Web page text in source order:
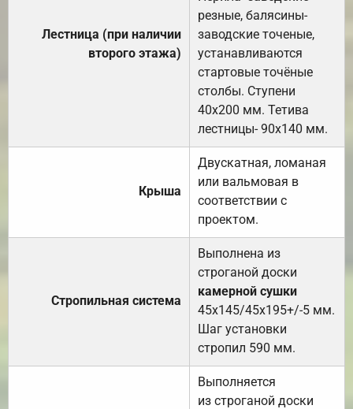
Лестница (при наличии
второго этажа)
резные, балясины-
заводские точеные,
устанавливаются
стартовые точёные
столбы. Ступени
40х200 мм. Тетива
лестницы- 90х140 мм.
Крыша
Двускатная, ломаная
или вальмовая в
соответствии с
проектом.
Стропильная система
Выполнена из
строганой доски
камерной сушки
45х145/45х195+/-5 мм.
Шаг установки
стропил 590 мм.
Выполняется
из строганой доски